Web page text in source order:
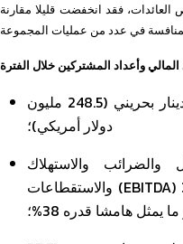
عام 2014. وفيما يخص العائدات، فقد انخفضت قليلا مقارنة
وأعداد المشتركين خلال الفترة
بلغت العائدات الإجمالية 93.7 مليون دينار بحريني (248.5 مليون
دولار أمريكي)؛
والضرائب والاستهلاك
والاستقطاعات (EBITDA) 35.7 مليون دينار بحريني (94.7 مليون
هامشا قدره 38%؛